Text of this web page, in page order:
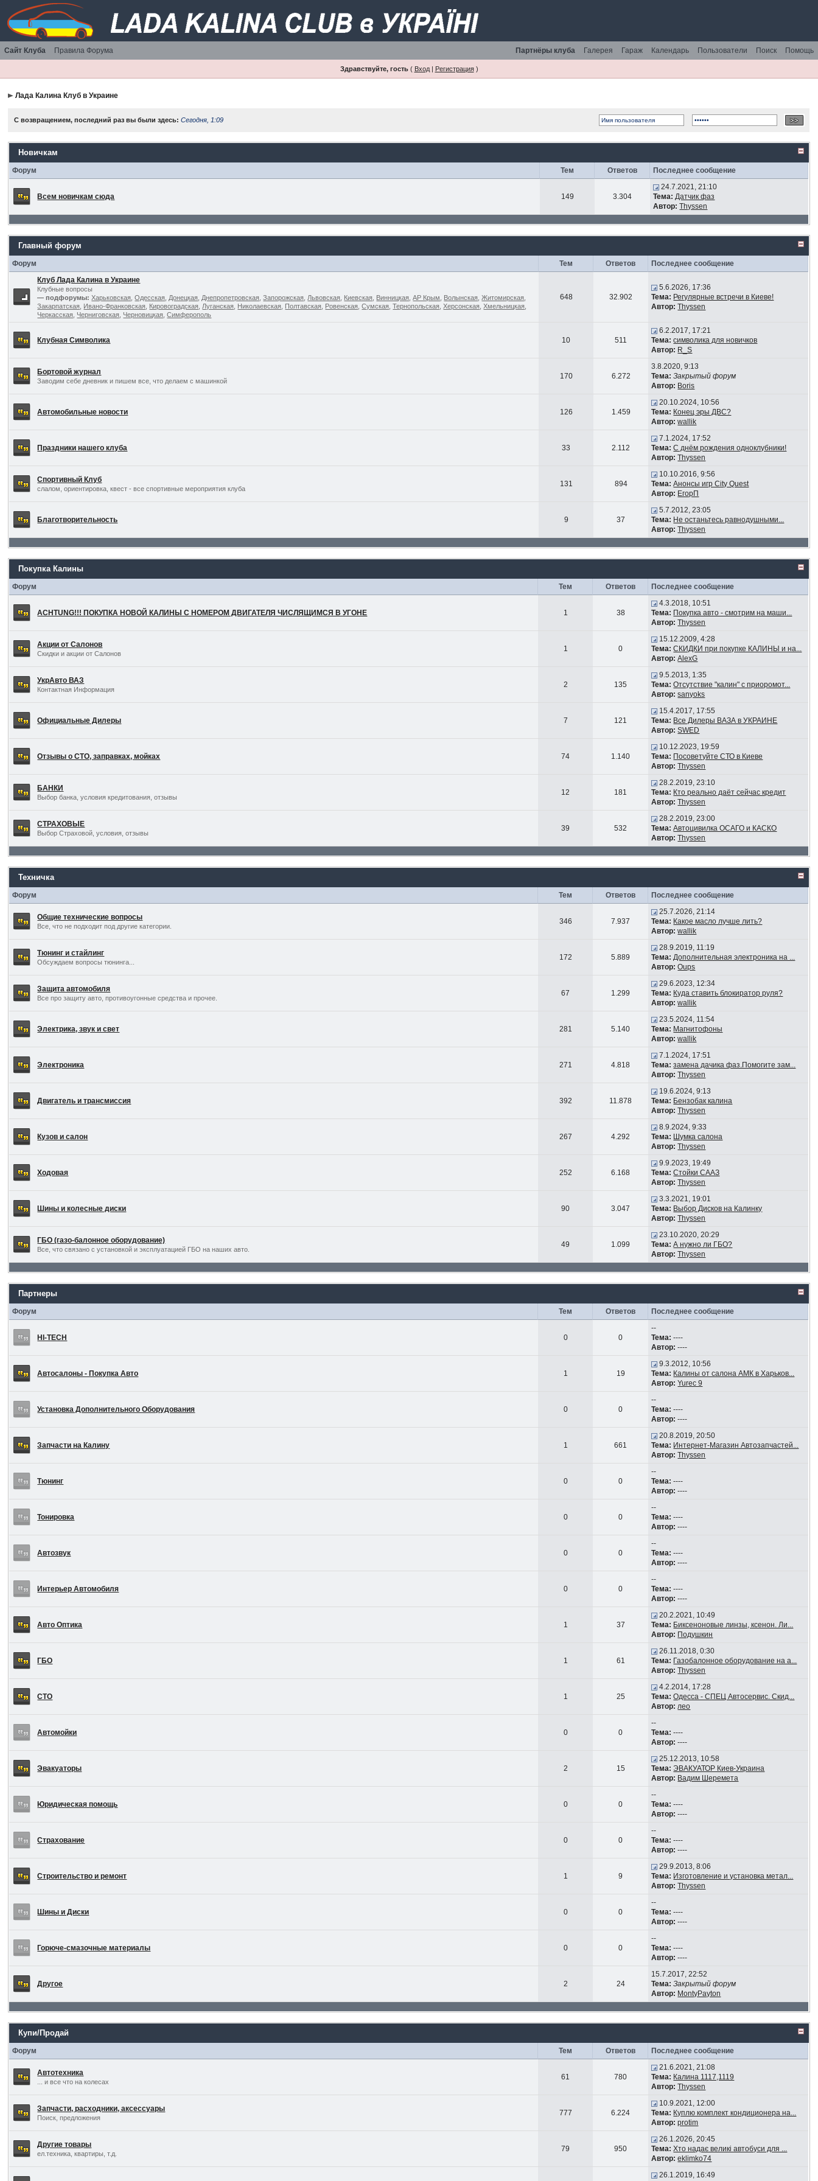
Сайт Клуба Правила Форума Помощь
Поиск
Пользователи
Календарь
Гараж
Галерея
Партнёры клуба
Здравствуйте, гость( Вход| Регистрация)
Лада Калина Клуб в Украине
С возвращением, последний раз вы были здесь:Сегодня, 1:09
Новичкам
Форум Тем Ответов Последнее сообщение
Всем новичкам сюда 149 3.304
24.7.2021, 21:10
Тема: Датчик фаз
Автор: Thyssen
Главный форум
Форум Тем Ответов
Последнее сообщение
Клуб Лада Калина в Украине
Клубные вопросы
— подфорумы: Харьковская ,Одесская Донецкая Днепропетровская ,Запорожская Львовская Киевская Винницкая ,АР Крым Волынская ,Житомирская
Закарпатская Ивано-Франковская Кировоградская Луганская Николаевская Полтавская Ровенская ,Сумская ,Тернопольская ,Херсонская ,Хмельницкая
Черкасская Черниговская Черновицкая ,Симферополь
648 32.902
5.6.2026, 17:36
Тема: Регулярные встречи в Киеве!
Автор: Thyssen
Клубная Символика 10 511
6.2.2017, 17:21
Тема: символика для новичков
Автор: R_S
Бортовой журнал
Заводим себе дневник и пишем все, что делаем с машинкой
170 6.272
3.8.2020, 9:13
Тема: Закрытый форум
Автор: Boris
Автомобильные новости 126 1.459
20.10.2024, 10:56
Тема: Конец эры ДВС?
Автор: wallik
Праздники нашего клуба 33 2.112
7.1.2024, 17:52
Тема: С днём рождения одноклубники!
Автор: Thyssen
Спортивный Клуб
слалом, ориентировка, квест - все спортивные мероприятия клуба
131 894
10.10.2016, 9:56
Тема: Анонсы игр City Quest
Автор: ЕгорП
Благотворительность 9 37
5.7.2012, 23:05
Тема: Не останьтесь равнодушными...
Автор: Thyssen
Покупка Калины
Форум Тем Ответов Последнее сообщение
ACHTUNG!!! ПОКУПКА НОВОЙ КАЛИНЫ С НОМЕРОМ ДВИГАТЕЛЯ ЧИСЛЯЩИМСЯ В УГОНЕ 1 38
4.3.2018, 10:51
Тема: Покупка авто - смотрим на маши...
Автор: Thyssen
Акции от Салонов
Скидки и акции от Салонов
1 0
15.12.2009, 4:28
Тема: СКИДКИ при покупке КАЛИНЫ и на...
Автор: AlexG
УкрАвто ВАЗ
Контактная Информация
2 135
9.5.2013, 1:35
Тема: Отсутствие "калин" с приоромот...
Автор: sanyoks
Официальные Дилеры 7 121
15.4.2017, 17:55
Тема: Все Дилеры ВАЗА в УКРАИНЕ
Автор: SWED
Отзывы о СТО, заправках, мойках 74 1.140
10.12.2023, 19:59
Тема: Посоветуйте СТО в Киеве
Автор: Thyssen
БАНКИ
Выбор банка, условия кредитования, отзывы
12 181
28.2.2019, 23:10
Тема: Кто реально даёт сейчас кредит
Автор: Thyssen
СТРАХОВЫЕ
Выбор Страховой, условия, отзывы
39 532
28.2.2019, 23:00
Тема: Автоцивилка ОСАГО и КАСКО
Автор: Thyssen
Техничка
Форум Тем Ответов Последнее сообщение
Общие технические вопросы
Все, что не подходит под другие категории.
346 7.937
25.7.2026, 21:14
Тема: Какое масло лучше лить?
Автор: wallik
Тюнинг и стайлинг
Обсуждаем вопросы тюнинга...
172 5.889
28.9.2019, 11:19
Тема: Дополнительная электроника на ...
Автор: Oups
Защита автомобиля
Все про защиту авто, противоугонные средства и прочее.
67 1.299
29.6.2023, 12:34
Тема: Куда ставить блокиратор руля?
Автор: wallik
Электрика, звук и свет 281 5.140
23.5.2024, 11:54
Тема: Магнитофоны
Автор: wallik
Электроника 271 4.818
7.1.2024, 17:51
Тема: замена дачика фаз.Помогите зам...
Автор: Thyssen
Двигатель и трансмиссия 392 11.878
19.6.2024, 9:13
Тема: Бензобак калина
Автор: Thyssen
Кузов и салон 267 4.292
8.9.2024, 9:33
Тема: Шумка салона
Автор: Thyssen
Ходовая 252 6.168
9.9.2023, 19:49
Тема: Стойки СААЗ
Автор: Thyssen
Шины и колесные диски 90 3.047
3.3.2021, 19:01
Тема: Выбор Дисков на Калинку
Автор: Thyssen
ГБО (газо-балонное оборудование)
Все, что связано с установкой и эксплуатацией ГБО на наших авто.
49 1.099
23.10.2020, 20:29
Тема: А нужно ли ГБО?
Автор: Thyssen
Партнеры
Форум Тем Ответов Последнее сообщение
HI-TECH 0 0
--
Тема: ----
Автор: ----
Автосалоны - Покупка Авто 1 19
9.3.2012, 10:56
Тема: Калины от салона АМК в Харьков...
Автор: Yurec 9
Установка Дополнительного Оборудования 0 0
--
Тема: ----
Автор: ----
Запчасти на Калину 1 661
20.8.2019, 20:50
Тема: Интернет-Магазин Автозапчастей...
Автор: Thyssen
Тюнинг 0 0
--
Тема: ----
Автор: ----
Тонировка 0 0
--
Тема: ----
Автор: ----
Автозвук 0 0
--
Тема: ----
Автор: ----
Интерьер Автомобиля 0 0
--
Тема: ----
Автор: ----
Авто Оптика 1 37
20.2.2021, 10:49
Тема: Биксеноновые линзы, ксенон. Ли...
Автор: Подушкин
ГБО 1 61
26.11.2018, 0:30
Тема: Газобалонное оборудование на а...
Автор: Thyssen
СТО 1 25
4.2.2014, 17:28
Тема: Одесса - СПЕЦ Автосервис. Скид...
Автор: лео
Автомойки 0 0
--
Тема: ----
Автор: ----
Эвакуаторы 2 15
25.12.2013, 10:58
Тема: ЭВАКУАТОР Киев-Украина
Автор: Вадим Шеремета
Юридическая помощь 0 0
--
Тема: ----
Автор: ----
Страхование 0 0
--
Тема: ----
Автор: ----
Строительство и ремонт 1 9
29.9.2013, 8:06
Тема: Изготовление и установка метал...
Автор: Thyssen
Шины и Диски 0 0
--
Тема: ----
Автор: ----
Горюче-смазочные материалы 0 0
--
Тема: ----
Автор: ----
Другое 2 24
15.7.2017, 22:52
Тема: Закрытый форум
Автор: MontyPayton
Купи/Продай
Форум Тем Ответов Последнее сообщение
Автотехника
... и все что на колесах
61 780
21.6.2021, 21:08
Тема: Калина 1117,1119
Автор: Thyssen
Запчасти, расходники, аксессуары
Поиск, предложения
777 6.224
10.9.2021, 12:00
Тема: Куплю комплект кондиционера на...
Автор: protim
Другие товары
ел.техника, квартиры, т.д.
79 950
26.1.2026, 20:45
Тема: Хто надає великі автобуси для ...
Автор: eklimko74
26.1.2019, 16:49